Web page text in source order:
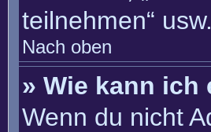
teilnehmen“ usw.
Nach oben
» Wie kann
Wenn du nicht